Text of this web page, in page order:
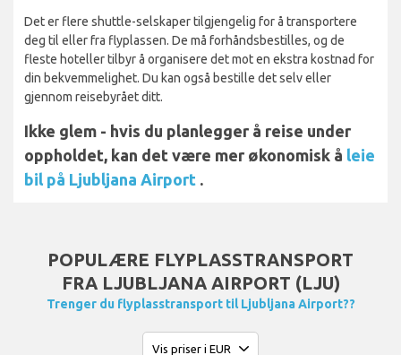
Det er flere shuttle-selskaper tilgjengelig for å transportere
deg til eller fra flyplassen. De må forhåndsbestilles, og de
fleste hoteller tilbyr å organisere det mot en ekstra kostnad for
din bekvemmelighet. Du kan også bestille det selv eller
gjennom reisebyrået ditt.
Ikke glem - hvis du planlegger å reise under
oppholdet, kan det være mer økonomisk å leie
bil på Ljubljana Airport .
POPULÆRE FLYPLASSTRANSPORT
FRA LJUBLJANA AIRPORT (LJU)
Trenger du flyplasstransport til Ljubljana Airport??